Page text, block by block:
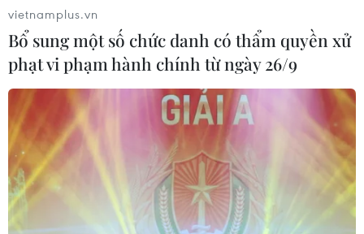
Thái Lan xem xét nới lỏng hơn nữa các
vietnamplus.vn
Bổ sung một số chức danh có thẩm quyền xử
phạt vi phạm hành chính từ ngày 26/9